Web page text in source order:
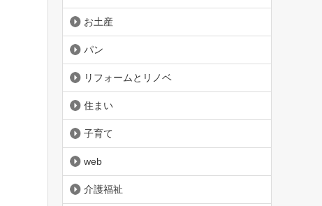
お土産
パン
リフォームとリノベ
住まい
子育て
web
介護福祉